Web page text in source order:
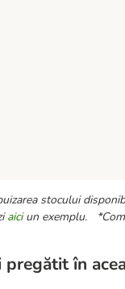
stocului
aiciun exemplu.
în